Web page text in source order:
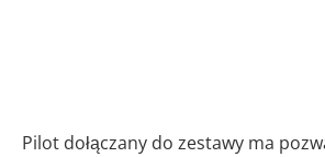
Pilot dołączany do zestawy ma